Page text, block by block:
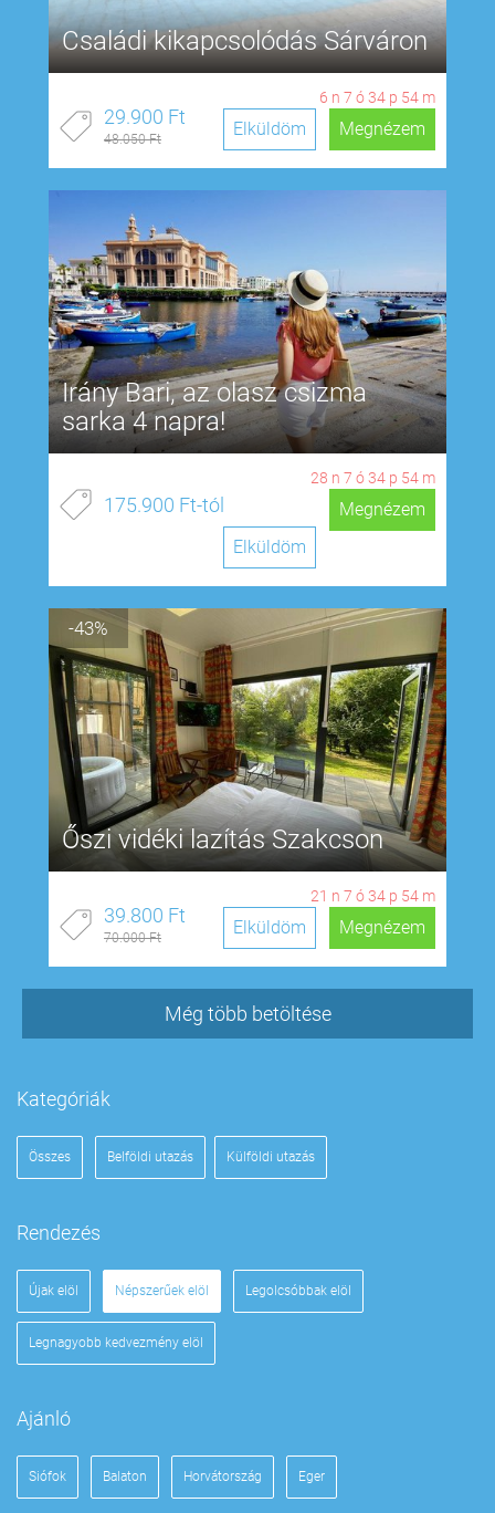
Családi kikapcsolódás Sárváron
6 n 7 ó34 p 53 m
29.900 Ft
48.050 Ft Megnézem
Elküldöm
Irány Bari, az olasz csizma
sarka 4 napra!
28 n 7 ó34 p 53 m
175.900 Ft-tól
Megnézem
Elküldöm
-43%
Őszi vidéki lazítás Szakcson
21 n 7 ó34 p 53 m
39.800 Ft
70.000 Ft Megnézem
Elküldöm
Még több betöltése
Kategóriák
Összes Belföldi utazás Külföldi utazás
Rendezés
Újak elöl Népszerűek elöl Legolcsóbbak elöl
Legnagyobb kedvezmény elöl
Ajánló
Siófok Balaton Horvátország Eger